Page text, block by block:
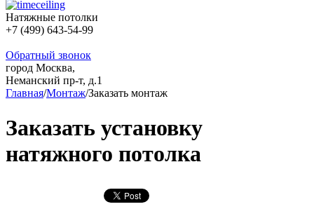
Натяжные потолки
+7 (499) 643-54-99
Обратный звонок
город Москва,
Неманский пр-т, д.1
Главная/Монтаж/Заказать монтаж
Заказать установку
натяжного потолка